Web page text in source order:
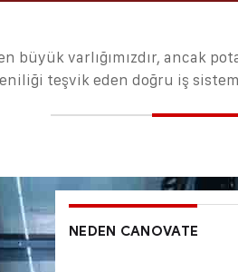
büyük varlığımızdır, ancak
teşvik eden doğru iş
NEDEN CANOVATE